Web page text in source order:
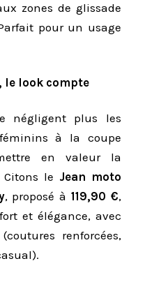
zones de glissade
pour un usage
le look compte
négligent plus les
à la coupe
en valeur la
le Jean moto
, proposé à119,90 €,
et élégance, avec
renforcées,